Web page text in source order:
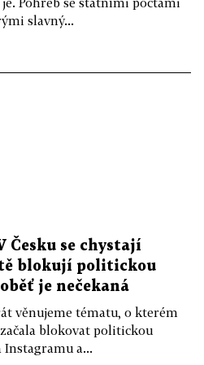
slavný...
Česku se chystají
blokují politickou
je nečekaná
věnujeme tématu, o kterém
blokovat politickou
Instagramu a...